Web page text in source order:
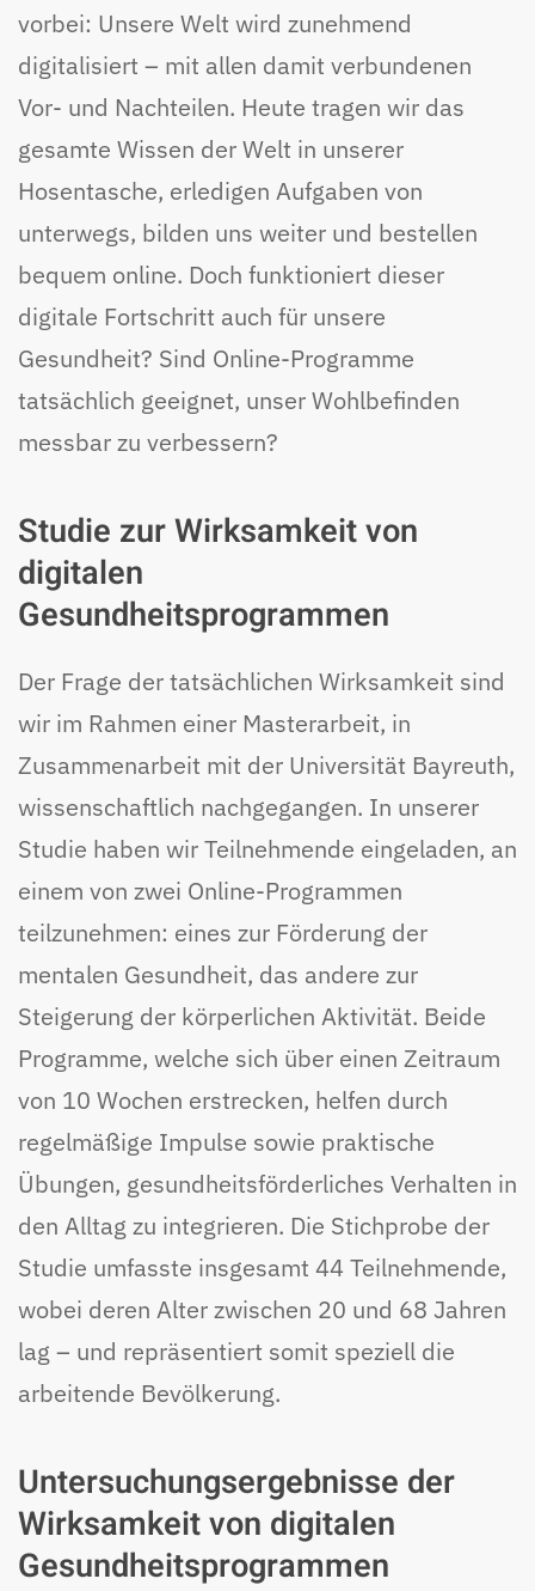
vorbei: Unsere Welt wird zunehmend
digitalisiert – mit allen damit verbundenen
Vor- und Nachteilen. Heute tragen wir das
gesamte Wissen der Welt in unserer
Hosentasche, erledigen Aufgaben von
unterwegs, bilden uns weiter und bestellen
bequem online. Doch funktioniert dieser
digitale Fortschritt auch für unsere
Gesundheit? Sind Online-Programme
tatsächlich geeignet, unser Wohlbefinden
messbar zu verbessern?
Studie zur Wirksamkeit von
digitalen
Gesundheitsprogrammen
Der Frage der tatsächlichen Wirksamkeit sind
wir im Rahmen einer Masterarbeit, in
Zusammenarbeit mit der Universität Bayreuth,
wissenschaftlich nachgegangen. In unserer
Studie haben wir Teilnehmende eingeladen, an
einem von zwei Online-Programmen
teilzunehmen: eines zur Förderung der
mentalen Gesundheit, das andere zur
Steigerung der körperlichen Aktivität. Beide
Programme, welche sich über einen Zeitraum
von 10 Wochen erstrecken, helfen durch
regelmäßige Impulse sowie praktische
Übungen, gesundheitsförderliches Verhalten in
den Alltag zu integrieren. Die Stichprobe der
Studie umfasste insgesamt 44 Teilnehmende,
wobei deren Alter zwischen 20 und 68 Jahren
lag – und repräsentiert somit speziell die
arbeitende Bevölkerung.
Untersuchungsergebnisse der
Wirksamkeit von digitalen
Gesundheitsprogrammen